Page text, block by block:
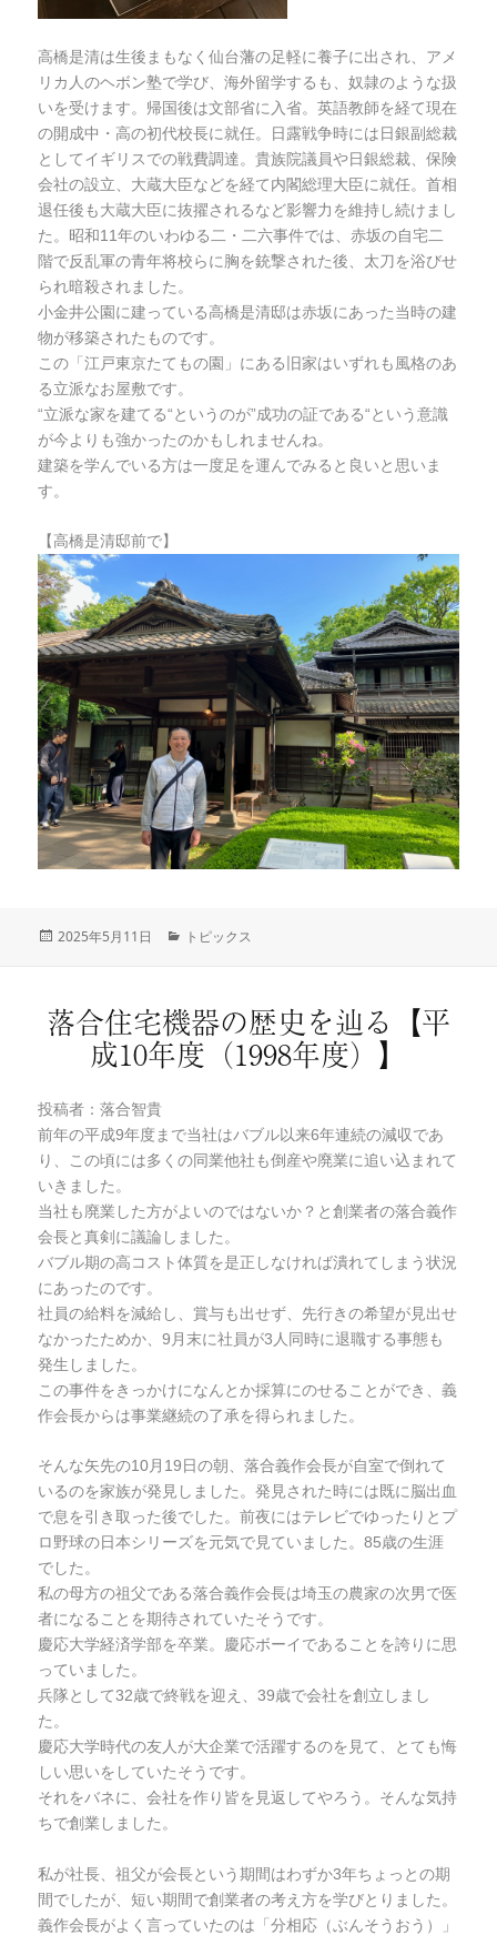
高橋是清は生後まもなく仙台藩の足軽に養子に出され、アメ
リカ人のヘボン塾で学び、海外留学するも、奴隷のような扱
いを受けます。帰国後は文部省に入省。英語教師を経て現在
の開成中・高の初代校長に就任。日露戦争時には日銀副総裁
としてイギリスでの戦費調達。貴族院議員や日銀総裁、保険
会社の設立、大蔵大臣などを経て内閣総理大臣に就任。首相
退任後も大蔵大臣に抜擢されるなど影響力を維持し続けまし
た。昭和11年のいわゆる二・二六事件では、赤坂の自宅二
階で反乱軍の青年将校らに胸を銃撃された後、太刀を浴びせ
られ暗殺されました。
小金井公園に建っている高橋是清邸は赤坂にあった当時の建
物が移築されたものです。
この「江戸東京たてもの園」にある旧家はいずれも風格のあ
る立派なお屋敷です。
“立派な家を建てる“というのが”成功の証である“という意識
が今よりも強かったのかもしれませんね。
建築を学んでいる方は一度足を運んでみると良いと思いま
す。
【高橋是清邸前で】
投
2025年5月11日
カ
ー
トピックス
落合住宅機器の歴史を辿る【平
成10年度（1998年度）】
投稿者：落合智貴
前年の平成9年度まで当社はバブル以来6年連続の減収であ
り、この頃には多くの同業他社も倒産や廃業に追い込まれて
いきました。
当社も廃業した方がよいのではないか？と創業者の落合義作
会長と真剣に議論しました。
バブル期の高コスト体質を是正しなければ潰れてしまう状況
にあったのです。
社員の給料を減給し、賞与も出せず、先行きの希望が見出せ
なかったためか、9月末に社員が3人同時に退職する事態も
発生しました。
この事件をきっかけになんとか採算にのせることができ、義
作会長からは事業継続の了承を得られました。
そんな矢先の10月19日の朝、落合義作会長が自室で倒れて
いるのを家族が発見しました。発見された時には既に脳出血
で息を引き取った後でした。前夜にはテレビでゆったりとプ
ロ野球の日本シリーズを元気で見ていました。85歳の生涯
でした。
私の母方の祖父である落合義作会長は埼玉の農家の次男で医
者になることを期待されていたそうです。
慶応大学経済学部を卒業。慶応ボーイであることを誇りに思
っていました。
兵隊として32歳で終戦を迎え、39歳で会社を創立しまし
た。
慶応大学時代の友人が大企業で活躍するのを見て、とても悔
しい思いをしていたそうです。
それをバネに、会社を作り皆を見返してやろう。そんな気持
ちで創業しました。
私が社長、祖父が会長という期間はわずか3年ちょっとの期
間でしたが、短い期間で創業者の考え方を学びとりました。
義作会長がよく言っていたのは「分相応（ぶんそうおう）」